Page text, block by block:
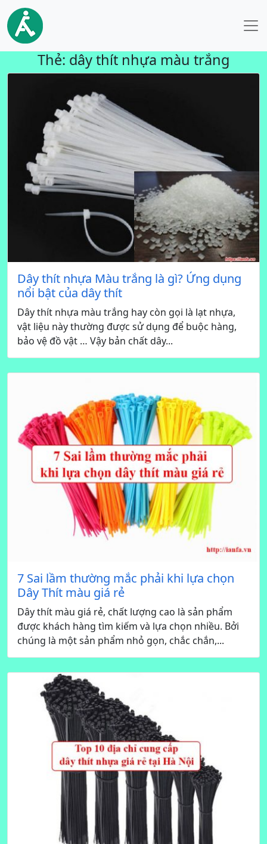
Thẻ: dây thít nhựa màu trắng
Dây thít nhựa Màu trắng là gì? Ứng dụng
nổi bật của dây thít
Dây thít nhựa màu trắng hay còn gọi là lạt nhựa,
vật liệu này thường được sử dụng để buộc hàng,
bảo vệ đồ vật … Vậy bản chất dây...
7 Sai lầm thường mắc phải khi lựa chọn
Dây Thít màu giá rẻ
Dây thít màu giá rẻ, chất lượng cao là sản phẩm
được khách hàng tìm kiếm và lựa chọn nhiều. Bởi
chúng là một sản phẩm nhỏ gọn, chắc chắn,...